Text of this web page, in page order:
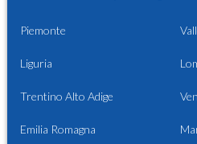
Piemonte
Liguria
Trentino Alto Adige
Emilia Romagna